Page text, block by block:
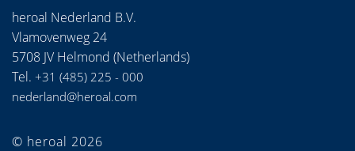
heroal Nederland B.V.
Vlamovenweg 24
5708 JV Helmond (Netherlands)
Tel. +31 (485) 225 - 000
nederland@heroal.com
© heroal 2026